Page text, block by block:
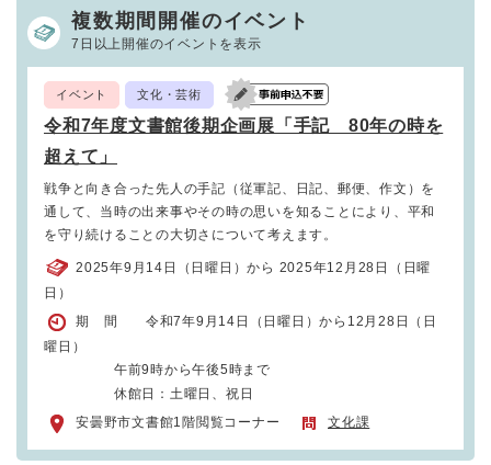
複数期間開催のイベント
7日以上開催のイベントを表示
イベント 文化・芸術
令和7年度文書館後期企画展「手記 80年の時を
超えて」
戦争と向き合った先人の手記（従軍記、日記、郵便、作文）を
通して、当時の出来事やその時の思いを知ることにより、平和
を守り続けることの大切さについて考えます。
2025年9月14日（日曜日）から 2025年12月28日（日曜
日）
期 間 令和7年9月14日（日曜日）から12月28日（日
曜日）
午前9時から午後5時まで
休館日：土曜日、祝日
安曇野市文書館1階閲覧コーナー
文化課